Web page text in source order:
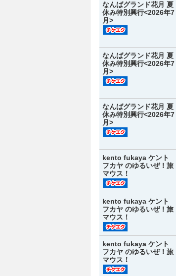
なんばグランド花月 夏
休み特別興行<2026年7
月>
なんばグランド花月 夏
休み特別興行<2026年7
月>
なんばグランド花月 夏
休み特別興行<2026年7
月>
kento fukaya ケント
フカヤ のゆるいぜ！旅
マウス！
kento fukaya ケント
フカヤ のゆるいぜ！旅
マウス！
kento fukaya ケント
フカヤ のゆるいぜ！旅
マウス！